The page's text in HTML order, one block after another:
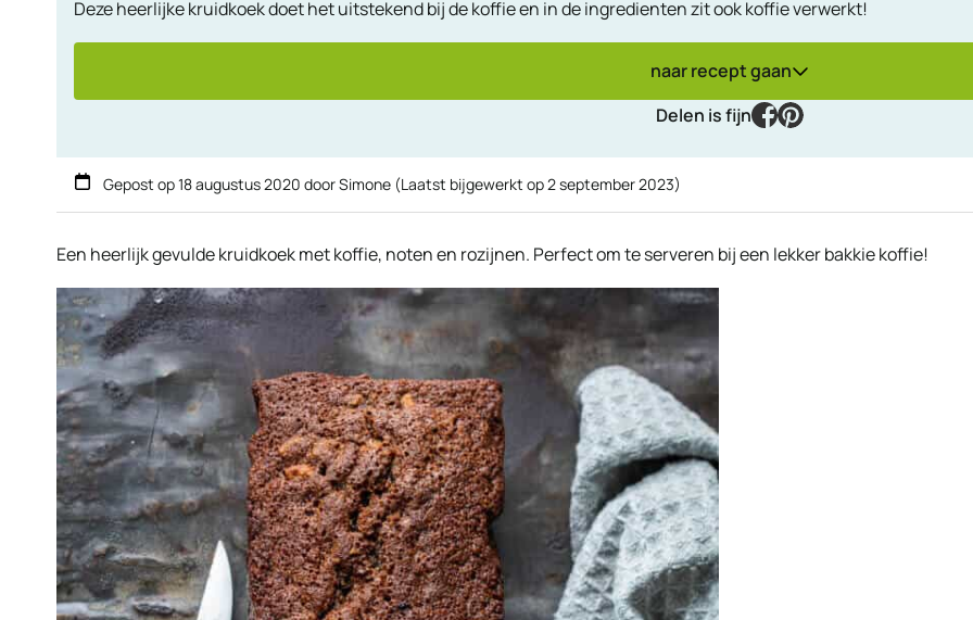
Deze heerlijke kruidkoek doet het uitstekend bij de koffie en in de ingredienten zit ook koffie verwerkt!
naar recept gaan
Delen is fijn
facebook
pinterest
Gepost op18 augustus 2020 doorSimone (Laatst bijgewerkt op2 september 2023)
Een heerlijk gevulde kruidkoek met koffie, noten en rozijnen. Perfect om te serveren bij een lekker bakkie koffie!